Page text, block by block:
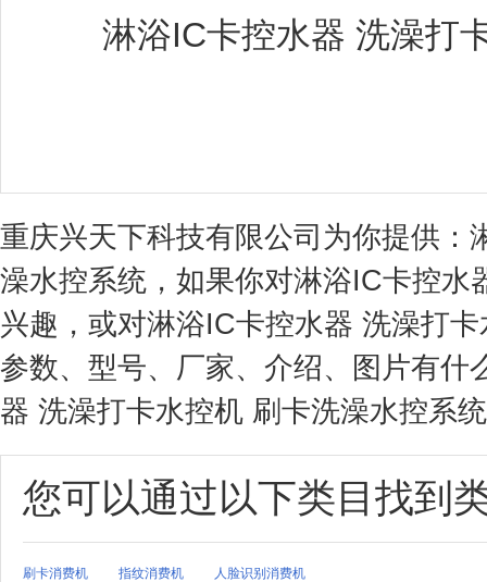
淋浴IC卡控水器 洗澡打
重庆兴天下科技有限公司为你提供
澡水控系统，如果你对淋浴IC卡控
兴趣，或对淋浴IC卡控水器 洗澡打
参数、型号、厂家、介绍、图片有
器 洗澡打卡水控机 刷卡洗澡水控系
您可以通过以下类目找到
刷卡消费机 指纹消费机 人脸识别消费机